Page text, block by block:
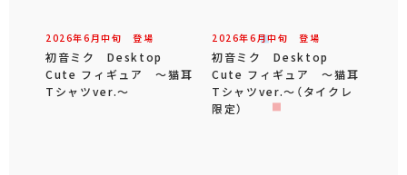
2026年6 月中旬 登場
初音ミク Desktop
Cute フィギュア ～猫耳
Tシャツver.～
2026年6 月中旬 登場
初音ミク Desktop
Cute フィギュア ～猫耳
Tシャツver.～（タイクレ
限定）